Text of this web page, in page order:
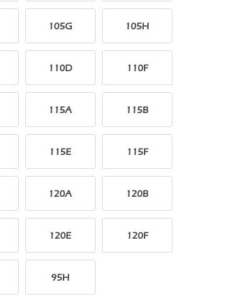
105G 105H
110D 110F
115A 115B
115E 115F
120A 120B
120E 120F
95H